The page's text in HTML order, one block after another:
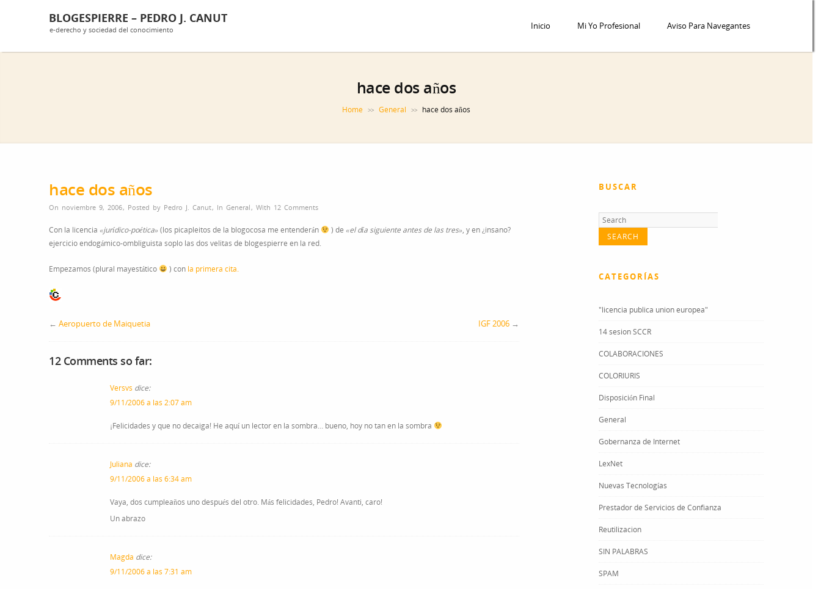
BLOGESPIERRE – PEDRO J. CANUT
e-derecho y sociedad del conocimiento Inicio Mi Yo Profesional Aviso Para Navegantes
hace dos años
Home >> General >> hace dos años
hace dos años
On noviembre 9, 2006, Posted by Pedro J. Canut, In General, With 12 Comments
Con la licencia «jurídico-poética»(los picapleitos de la blogocosa me entenderán ) de «el día siguiente antes de las tres», y en ¿insano?
ejercicio endogámico-ombliguista soplo las dos velitas de blogespierre en la red.
Empezamos (plural mayestático ) con la primera cita.
← Aeropuerto de Maiquetia IGF 2006 →
12 Comments so far:
Versvs dice:
9/11/2006 a las 2:07 am
¡Felicidades y que no decaiga! He aquí un lector en la sombra… bueno, hoy no tan en la sombra
Juliana dice:
9/11/2006 a las 6:34 am
Vaya, dos cumpleaños uno después del otro. Más felicidades, Pedro! Avanti, caro!
Un abrazo
Magda dice:
9/11/2006 a las 7:31 am
BUSCAR
CATEGORÍAS
"licencia publica union europea"
14 sesion SCCR
COLABORACIONES
COLORIURIS
Disposición Final
General
Gobernanza de Internet
LexNet
Nuevas Tecnologías
Prestador de Servicios de Confianza
Reutilizacion
SIN PALABRAS
SPAM